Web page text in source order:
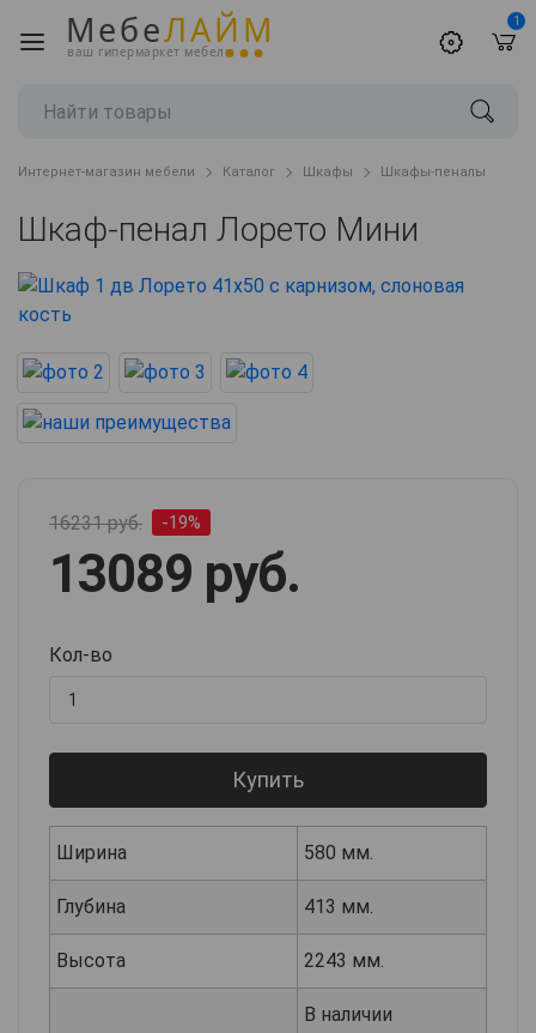
МебеЛАЙМ
ваш гипермаркет мебели
1
Интернет-магазин мебели Каталог Шкафы Шкафы-пеналы
Шкаф-пенал Лорето Мини
16231 руб. -19%
13089 руб.
Кол-во
Купить
Ширина 580 мм.
Глубина 413 мм.
Высота 2243 мм.
В наличии